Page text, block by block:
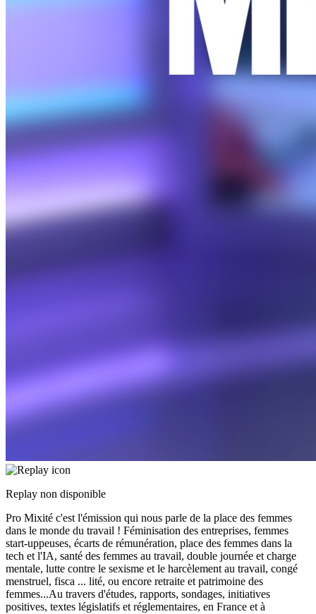
Replay non disponible
Pro Mixité c'est l'émission qui nous parle de la place des femmes
dans le monde du travail ! Féminisation des entreprises, femmes
start-uppeuses, écarts de rémunération, place des femmes dans la
tech et l'IA, santé des femmes au travail, double journée et charge
mentale, lutte contre le sexisme et le harcèlement au travail, congé
menstruel, fisca ... lité, ou encore retraite et patrimoine des
femmes...Au travers d'études, rapports, sondages, initiatives
positives, textes législatifs et réglementaires, en France et à